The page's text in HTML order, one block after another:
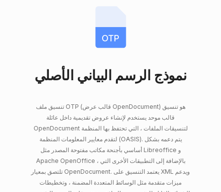
OTP
نموذج الرسم البياني الأصلي
تنسيق ملف OTP (قالب عرض OpenDocument) هو تنسيق
قالب موحد يستخدم لإنشاء عروض تقديمية داخل عائلة
OpenDocument لتنسيقات الملفات ، التي تحتفظ بها المنظمة
لتقدم معايير المعلومات المنظمة (OASIS). يتم دعمه بشكل
أساسي بأجنحة مكاتب مفتوحة المصدر مثل Libreoffice و
Apache OpenOffice ، بالإضافة إلى التطبيقات الأخرى التي
تلتصق بمعيار OpenDocument. يعتمد التنسيق على XML ويدعم
ميزات متقدمة مثل الوسائط المتعددة المضمنة ، وتخطيطات